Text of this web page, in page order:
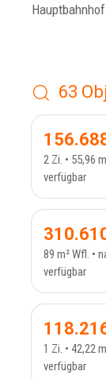
63
2 Zi. • 55,96
verfügbar
89 m² Wfl. •
verfügbar
1 Zi. • 42,22
verfügbar